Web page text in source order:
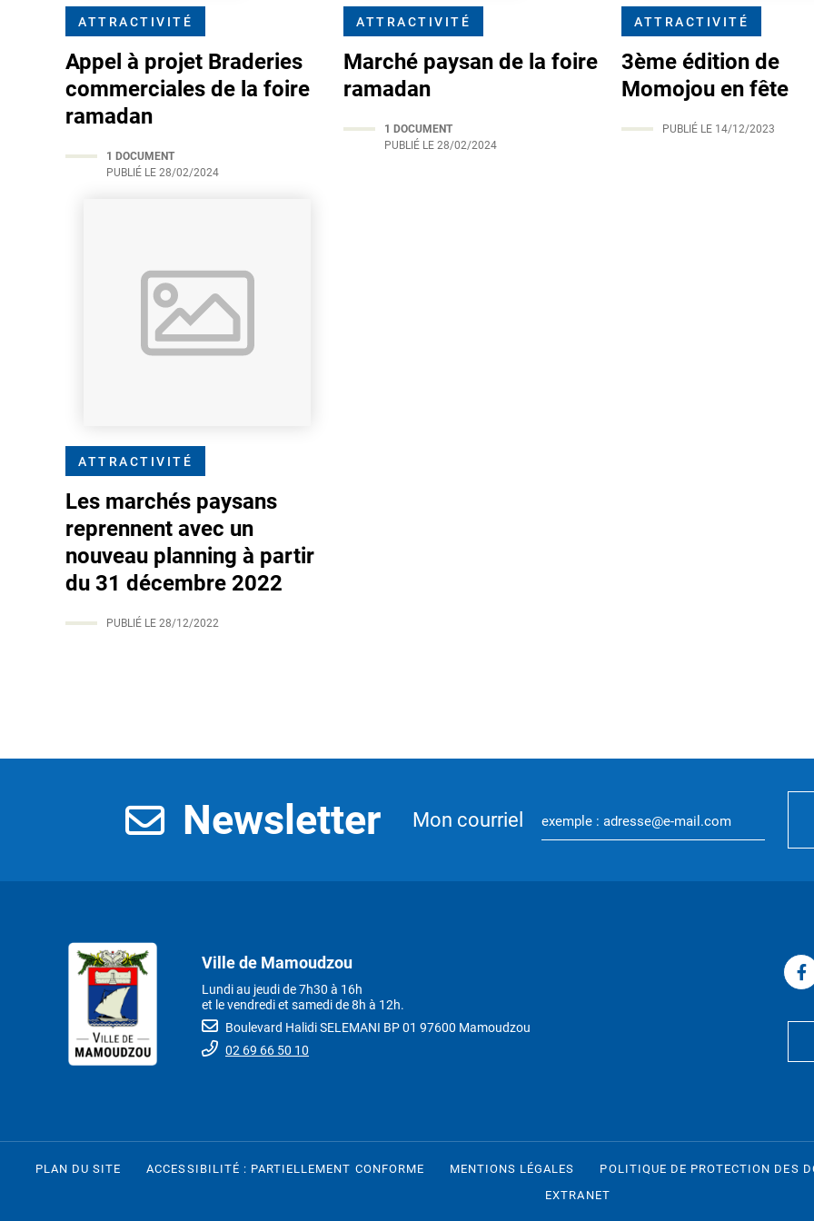
ATTRACTIVITÉ
Appel à projet Braderies
commerciales de la foire
ramadan
1 DOCUMENT
PUBLIÉ LE 28/02/2024
ATTRACTIVITÉ
Marché paysan de la foire
ramadan
1 DOCUMENT
PUBLIÉ LE 28/02/2024
ATTRACTIVITÉ
3ème édition de
Momojou en fête
PUBLIÉ LE 14/12/2023
ATTRACTIVITÉ
Les marchés paysans
reprennent avec un
nouveau planning à partir
du 31 décembre 2022
PUBLIÉ LE 28/12/2022
Newsletter Mon courriel
Ville de Mamoudzou
Lundi au jeudi de 7h30 à 16h
et le vendredi et samedi de 8h à 12h.
Boulevard Halidi SELEMANI BP 01 97600 Mamoudzou
02 69 66 50 10
PLAN DU SITE ACCESSIBILITÉ : PARTIELLEMENT CONFORME MENTIONS LÉGALES POLITIQUE DE PROTECTION DES
EXTRANET